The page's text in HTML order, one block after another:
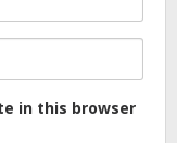
in this browser